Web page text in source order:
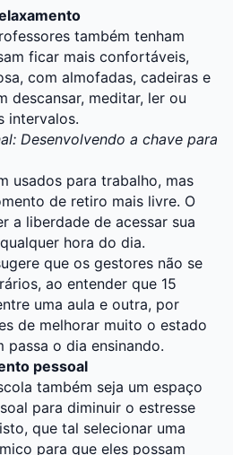
também tenham
ficar mais confortáveis,
com almofadas, cadeiras e
descansar, meditar, ler ou
intervalos.
Desenvolvendo a chave para
usados para trabalho, mas
de retiro mais livre. O
a liberdade de acessar sua
hora do dia.
que os gestores não se
ao entender que 15
uma aula e outra, por
de melhorar muito o estado
passa o dia ensinando.
pessoal
também seja um espaço
para diminuir o estresse
que tal selecionar uma
para que eles possam